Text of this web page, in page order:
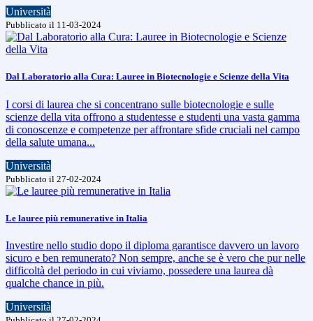
Università
Pubblicato il 11-03-2024
Dal Laboratorio alla Cura: Lauree in Biotecnologie e Scienze della Vita
I corsi di laurea che si concentrano sulle biotecnologie e sulle
scienze della vita offrono a studentesse e studenti una vasta gamma
di conoscenze e competenze per affrontare sfide cruciali nel campo
della salute umana...
Università
Pubblicato il 27-02-2024
Le lauree più remunerative in Italia
Investire nello studio dopo il diploma garantisce davvero un lavoro
sicuro e ben remunerato? Non sempre, anche se è vero che pur nelle
difficoltà del periodo in cui viviamo, possedere una laurea dà
qualche chance in più.
Università